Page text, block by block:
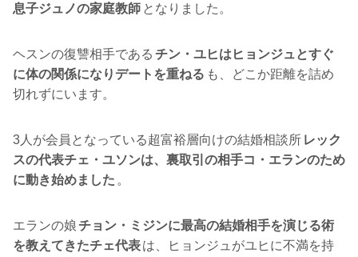
息子ジュノの家庭教師 となりました。
ヘスンの復讐相手である チン・ユヒはヒョンジュとすぐ
に体の関係になりデートを重ねる も、どこか距離を詰め
切れずにいます。
3人が会員となっている超富裕層向けの結婚相談所 レック
スの代表チェ・ユソンは、裏取引の相手コ・エランのため
に動き始めました 。
エランの娘チョン・ミジンに最高の結婚相手を演じる術
を教えてきたチェ代表は、ヒョンジュがユヒに不満を持